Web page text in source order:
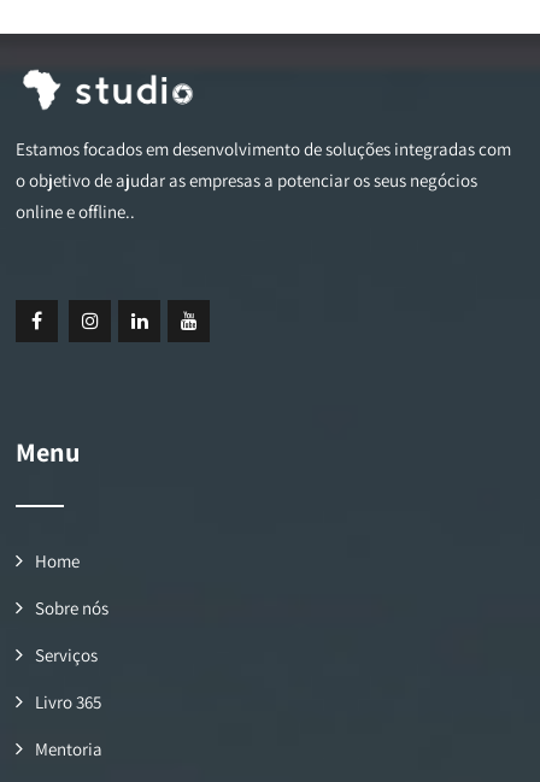
Estamos focados em desenvolvimento de soluções integradas com
o objetivo de ajudar as empresas a potenciar os seus negócios
online e offline..
Menu
Home
Sobre nós
Serviços
Livro 365
Mentoria